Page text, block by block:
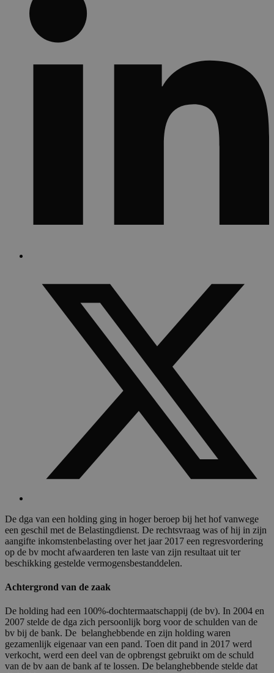
De dga van een holding ging in hoger beroep bij het hof vanwege
een geschil met de Belastingdienst. De rechtsvraag was of hij in zijn
aangifte inkomstenbelasting over het jaar 2017 een regresvordering
op de bv mocht afwaarderen ten laste van zijn resultaat uit ter
beschikking gestelde vermogensbestanddelen.
Achtergrond van de zaak
De holding had een 100%-dochtermaatschappij (de bv). In 2004 en
2007 stelde de dga zich persoonlijk borg voor de schulden van de
bv bij de bank. De belanghebbende en zijn holding waren
gezamenlijk eigenaar van een pand. Toen dit pand in 2017 werd
verkocht, werd een deel van de opbrengst gebruikt om de schuld
van de bv aan de bank af te lossen. De belanghebbende stelde dat